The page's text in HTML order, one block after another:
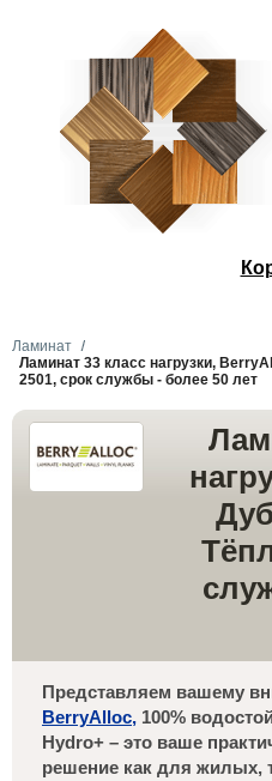
Ламинат
Ламинат 33 класс нагрузки,
2501, срок службы - более 50 лет
Представляем вашему
BerryAlloc, 100%
Hydro+ – это ваше
решение как для жилых,